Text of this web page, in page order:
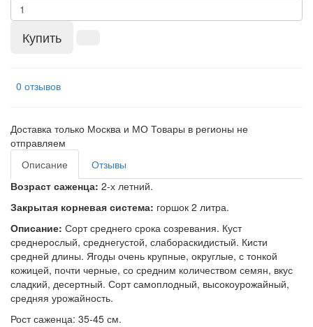
Купить
0 отзывов
Доставка только Москва и МО Товары в регионы не
отправляем
Описание
Отзывы
Возраст саженца: 2-х летний.
Закрытая корневая система: горшок 2 литра.
Описание: Сорт среднего срока созревания. Куст
среднерослый, среднегустой, слабораскидистый. Кисти
средней длины. Ягоды очень крупные, округлые, с тонкой
кожицей, почти черные, со средним количеством семян, вкус
сладкий, десертный. Сорт самоплодный, высокоурожайный,
средняя урожайность.
Рост саженца: 35-45 см.